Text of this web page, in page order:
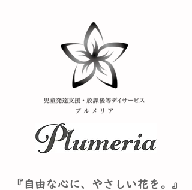
『自由な心に、やさしい花を。』